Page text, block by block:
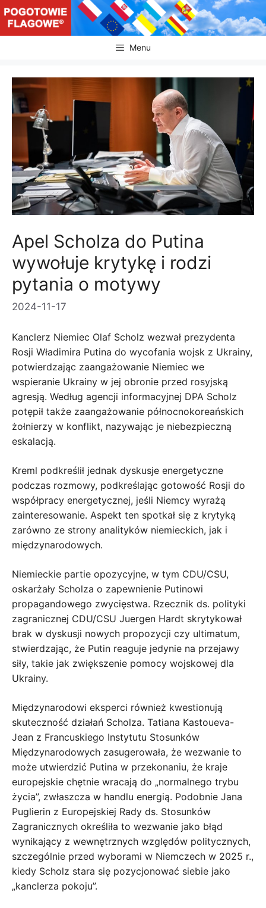
Przejdź
do
treści
Menu
Apel Scholza do Putina
wywołuje krytykę i rodzi
pytania o motywy
2024-11-17
Kanclerz Niemiec Olaf Scholz wezwał prezydenta
Rosji Władimira Putina do wycofania wojsk z Ukrainy,
potwierdzając zaangażowanie Niemiec we
wspieranie Ukrainy w jej obronie przed rosyjską
agresją. Według agencji informacyjnej DPA Scholz
potępił także zaangażowanie północnokoreańskich
żołnierzy w konflikt, nazywając je niebezpieczną
eskalacją.
Kreml podkreślił jednak dyskusje energetyczne
podczas rozmowy, podkreślając gotowość Rosji do
współpracy energetycznej, jeśli Niemcy wyrażą
zainteresowanie. Aspekt ten spotkał się z krytyką
zarówno ze strony analityków niemieckich, jak i
międzynarodowych.
Niemieckie partie opozycyjne, w tym CDU/CSU,
oskarżały Scholza o zapewnienie Putinowi
propagandowego zwycięstwa. Rzecznik ds. polityki
zagranicznej CDU/CSU Juergen Hardt skrytykował
brak w dyskusji nowych propozycji czy ultimatum,
stwierdzając, że Putin reaguje jedynie na przejawy
siły, takie jak zwiększenie pomocy wojskowej dla
Ukrainy.
Międzynarodowi eksperci również kwestionują
skuteczność działań Scholza. Tatiana Kastoueva-
Jean z Francuskiego Instytutu Stosunków
Międzynarodowych zasugerowała, że ​​wezwanie to
może utwierdzić Putina w przekonaniu, że kraje
europejskie chętnie wracają do „normalnego trybu
życia”, zwłaszcza w handlu energią. Podobnie Jana
Puglierin z Europejskiej Rady ds. Stosunków
Zagranicznych określiła to wezwanie jako błąd
wynikający z wewnętrznych względów politycznych,
szczególnie przed wyborami w Niemczech w 2025 r.,
kiedy Scholz stara się pozycjonować siebie jako
„kanclerza pokoju”.